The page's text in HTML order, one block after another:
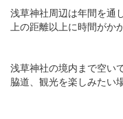
浅草神社周辺は年間を通
上の距離以上に時間がか
浅草神社の境内まで空い
脇道、観光を楽しみたい